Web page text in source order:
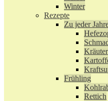
Winter
Rezepte
Zu jeder
Frühling
Rettich